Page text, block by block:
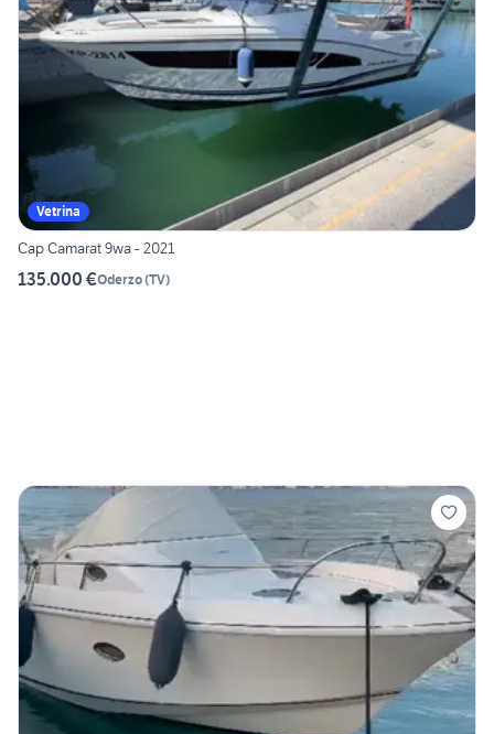
Vetrina
Cap Camarat 9wa - 2021
135.000 €Oderzo(TV)